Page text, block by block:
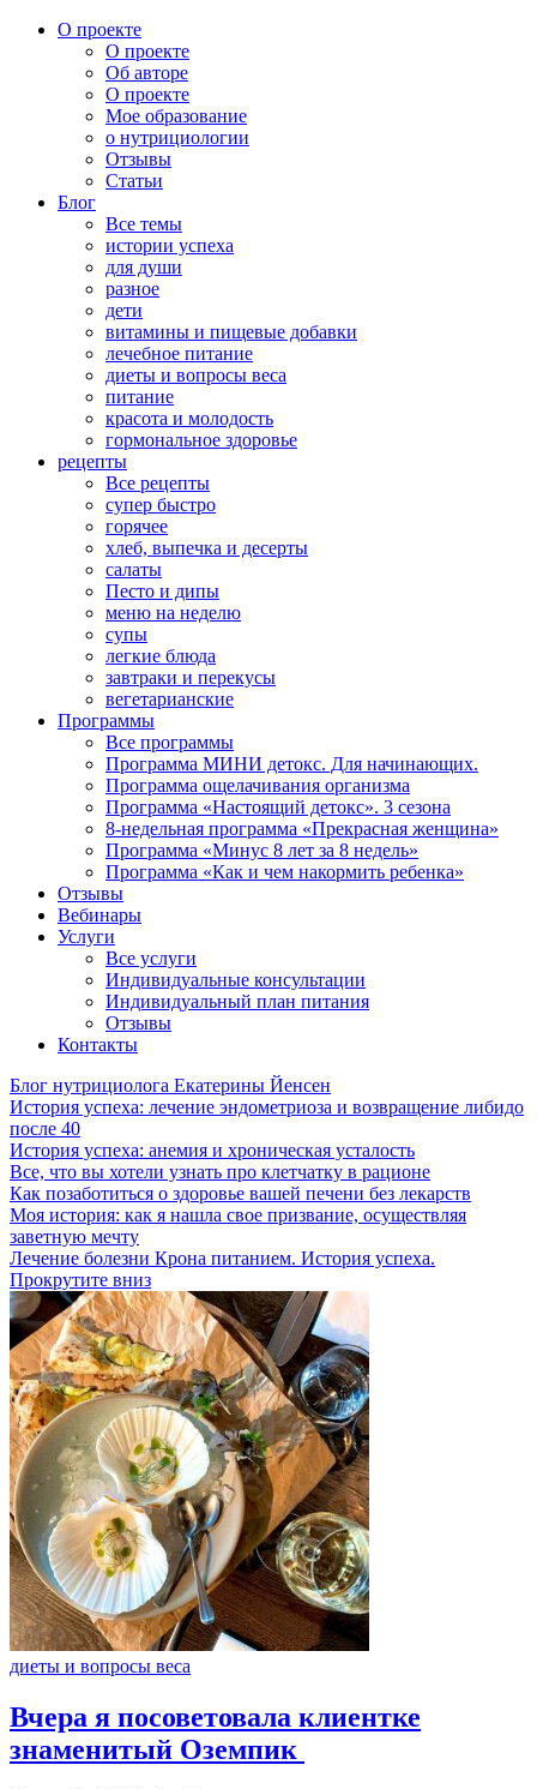
О проекте
О проекте
Об авторе
О проекте
Мое образование
о нутрициологии
Отзывы
Статьи
Блог
Все темы
истории успеха
для души
разное
дети
витамины и пищевые добавки
лечебное питание
диеты и вопросы веса
питание
красота и молодость
гормональное здоровье
рецепты
Все рецепты
супер быстро
горячее
хлеб, выпечка и десерты
салаты
Песто и дипы
меню на неделю
супы
легкие блюда
завтраки и перекусы
вегетарианские
Программы
Все программы
Программа МИНИ детокс. Для начинающих.
Программа ощелачивания организма
Программа «Настоящий детокс». 3 сезона
8-недельная программа «Прекрасная женщина»
Программа «Минус 8 лет за 8 недель»
Программа «Как и чем накормить ребенка»
Отзывы
Вебинары
Услуги
Все услуги
Индивидуальные консультации
Индивидуальный план питания
Отзывы
Контакты
Блог нутрициолога Екатерины Йенсен
История успеха: лечение эндометриоза и возвращение либидо
после 40
История успеха: анемия и хроническая усталость
Все, что вы хотели узнать про клетчатку в рационе
Как позаботиться о здоровье вашей печени без лекарств
Моя история: как я нашла свое призвание, осуществляя
заветную мечту
Лечение болезни Крона питанием. История успеха.
Прокрутите вниз
диеты и вопросы веса
Вчера я посоветовала клиентке
знаменитый Оземпик